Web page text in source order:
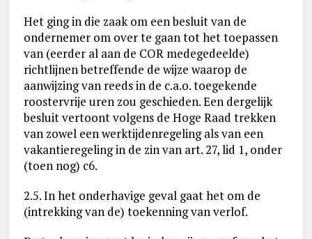
Het ging in die zaak om een besluit van de
ondernemer om over te gaan tot het toepassen
van (eerder al aan de COR medegedeelde)
richtlijnen betreffende de wijze waarop de
aanwijzing van reeds in de c.a.o. toegekende
roostervrije uren zou geschieden. Een dergelijk
besluit vertoont volgens de Hoge Raad trekken
van zowel een werktijdenregeling als van een
vakantieregeling in de zin van art. 27, lid 1, onder
(toen nog) c6.
2.5. In het onderhavige geval gaat het om de
(intrekking van de) toekenning van verlof.